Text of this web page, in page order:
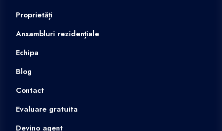
Proprietăți
Ansambluri rezidențiale
Echipa
Blog
Contact
Evaluare gratuita
Devino agent